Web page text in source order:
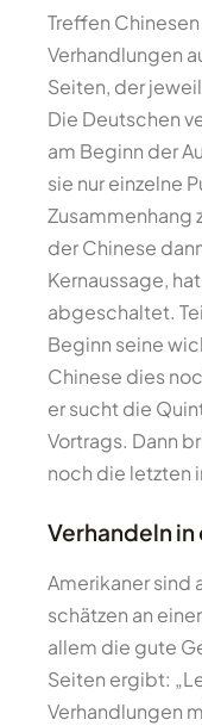
Treffen
Verhandlungen
Seiten, der
Die Deutschen
am Beginn der
sie nur einzelne
Zusammenhang
der Chinese
Kernaussage,
abgeschaltet.
Beginn seine
Chinese dies
er sucht die
Vortrags. Dann
noch die letzten
Verhandeln in
Amerikaner sind
schätzen an
allem die gute
Seiten ergibt:
Verhandlungen